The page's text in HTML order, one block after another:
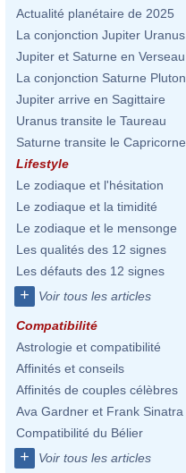
Actualité planétaire de 2025
La conjonction Jupiter Uranus
Jupiter et Saturne en Verseau
La conjonction Saturne Pluton
Jupiter arrive en Sagittaire
Uranus transite le Taureau
Saturne transite le Capricorne
Lifestyle
Le zodiaque et l'hésitation
Le zodiaque et la timidité
Le zodiaque et le mensonge
Les qualités des 12 signes
Les défauts des 12 signes
+ Voir tous les articles
Compatibilité
Astrologie et compatibilité
Affinités et conseils
Affinités de couples célèbres
Ava Gardner et Frank Sinatra
Compatibilité du Bélier
+ Voir tous les articles